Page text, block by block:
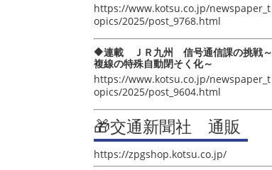
https://www.kotsu.co.jp/newspaper_t
opics/2025/post_9768.html
🔶連載 ＪＲ九州 信号通信課の挑戦～
複線の特殊自動閉そく化～
https://www.kotsu.co.jp/newspaper_t
opics/2025/post_9604.html
🎁交通新聞社 通販
https://zpgshop.kotsu.co.jp/